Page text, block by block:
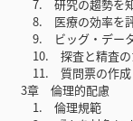
7. 研究の趨勢を知
8. 医療の効率を評
9. ビッグ・デー
10. 探査と精査の
11. 質問票の作成
3章 倫理的配慮
1. 倫理規範